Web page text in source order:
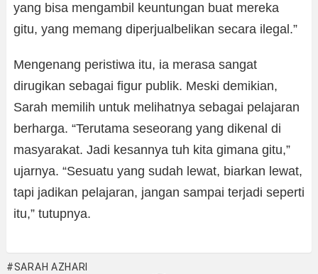
yang bisa mengambil keuntungan buat mereka
gitu, yang memang diperjualbelikan secara ilegal.”
Mengenang peristiwa itu, ia merasa sangat
dirugikan sebagai figur publik. Meski demikian,
Sarah memilih untuk melihatnya sebagai pelajaran
berharga. “Terutama seseorang yang dikenal di
masyarakat. Jadi kesannya tuh kita gimana gitu,”
ujarnya. “Sesuatu yang sudah lewat, biarkan lewat,
tapi jadikan pelajaran, jangan sampai terjadi seperti
itu,” tutupnya.
SARAH AZHARI